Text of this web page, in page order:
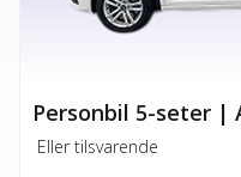
Personbil 5-seter |
Eller tilsvarende